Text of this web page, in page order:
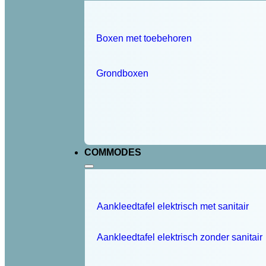
Boxen met toebehoren
Grondboxen
COMMODES
Aankleedtafel elektrisch met sanitair
Aankleedtafel elektrisch zonder sanitair